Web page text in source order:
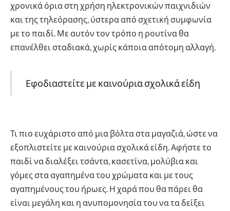
χρονικά όρια στη χρήση ηλεκτρονικών παιχνιδιών
και της τηλεόρασης, ύστερα από σχετική συμφωνία
με το παιδί. Με αυτόν τον τρόπο η ρουτίνα θα
επανέλθει σταδιακά, χωρίς κάποια απότομη αλλαγή.
Εφοδιαστείτε με καινούρια σχολικά είδη
Τι πιο ευχάριστο από μια βόλτα στα μαγαζιά, ώστε να
εξοπλιστείτε με καινούρια σχολικά είδη. Αφήστε το
παιδί να διαλέξει τσάντα, κασετίνα, μολύβια και
γόμες στα αγαπημένα του χρώματα και με τους
αγαπημένους του ήρωες. Η χαρά που θα πάρει θα
είναι μεγάλη και η ανυπομονησία του να τα δείξει